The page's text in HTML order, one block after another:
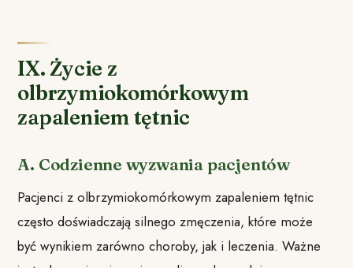
IX. Życie z
olbrzymiokomórkowym
zapaleniem tętnic
A. Codzienne wyzwania pacjentów
Pacjenci z olbrzymiokomórkowym zapaleniem tętnic
często doświadczają silnego zmęczenia, które może
być wynikiem zarówno choroby, jak i leczenia. Ważne